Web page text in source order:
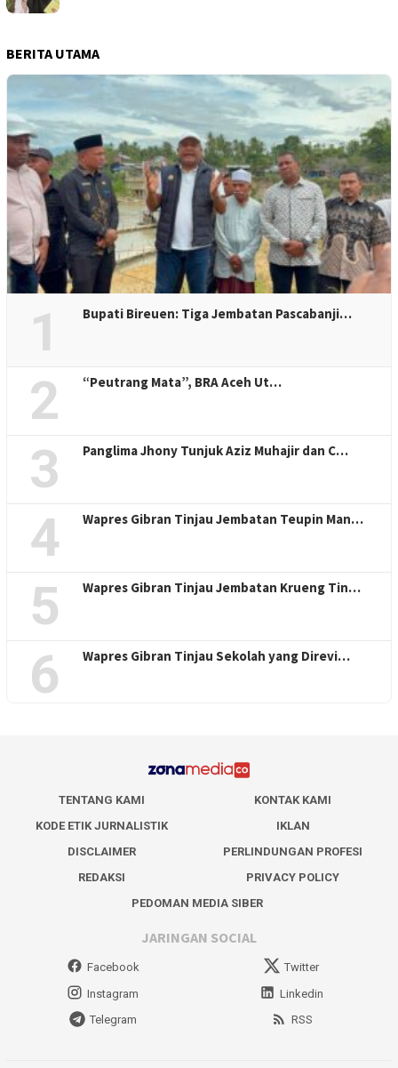
BERITA UTAMA
1 Bupati Bireuen: Tiga Jembatan Pascabanji…
2 “Peutrang Mata”, BRA Aceh Ut…
3 Panglima Jhony Tunjuk Aziz Muhajir dan C…
4 Wapres Gibran Tinjau Jembatan Teupin Man…
5 Wapres Gibran Tinjau Jembatan Krueng Tin…
6 Wapres Gibran Tinjau Sekolah yang Direvi…
TENTANG KAMI
KONTAK KAMI
KODE ETIK JURNALISTIK
IKLAN
DISCLAIMER
PERLINDUNGAN PROFESI
REDAKSI
PRIVACY POLICY
PEDOMAN MEDIA SIBER
JARINGAN SOCIAL
Facebook
Twitter
Instagram
Linkedin
Telegram
RSS